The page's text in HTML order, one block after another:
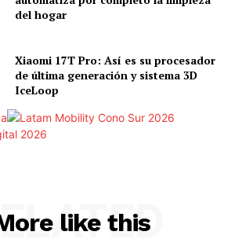
del hogar
Xiaomi 17T Pro: Así es su procesador
de última generación y sistema 3D
IceLoop
like this